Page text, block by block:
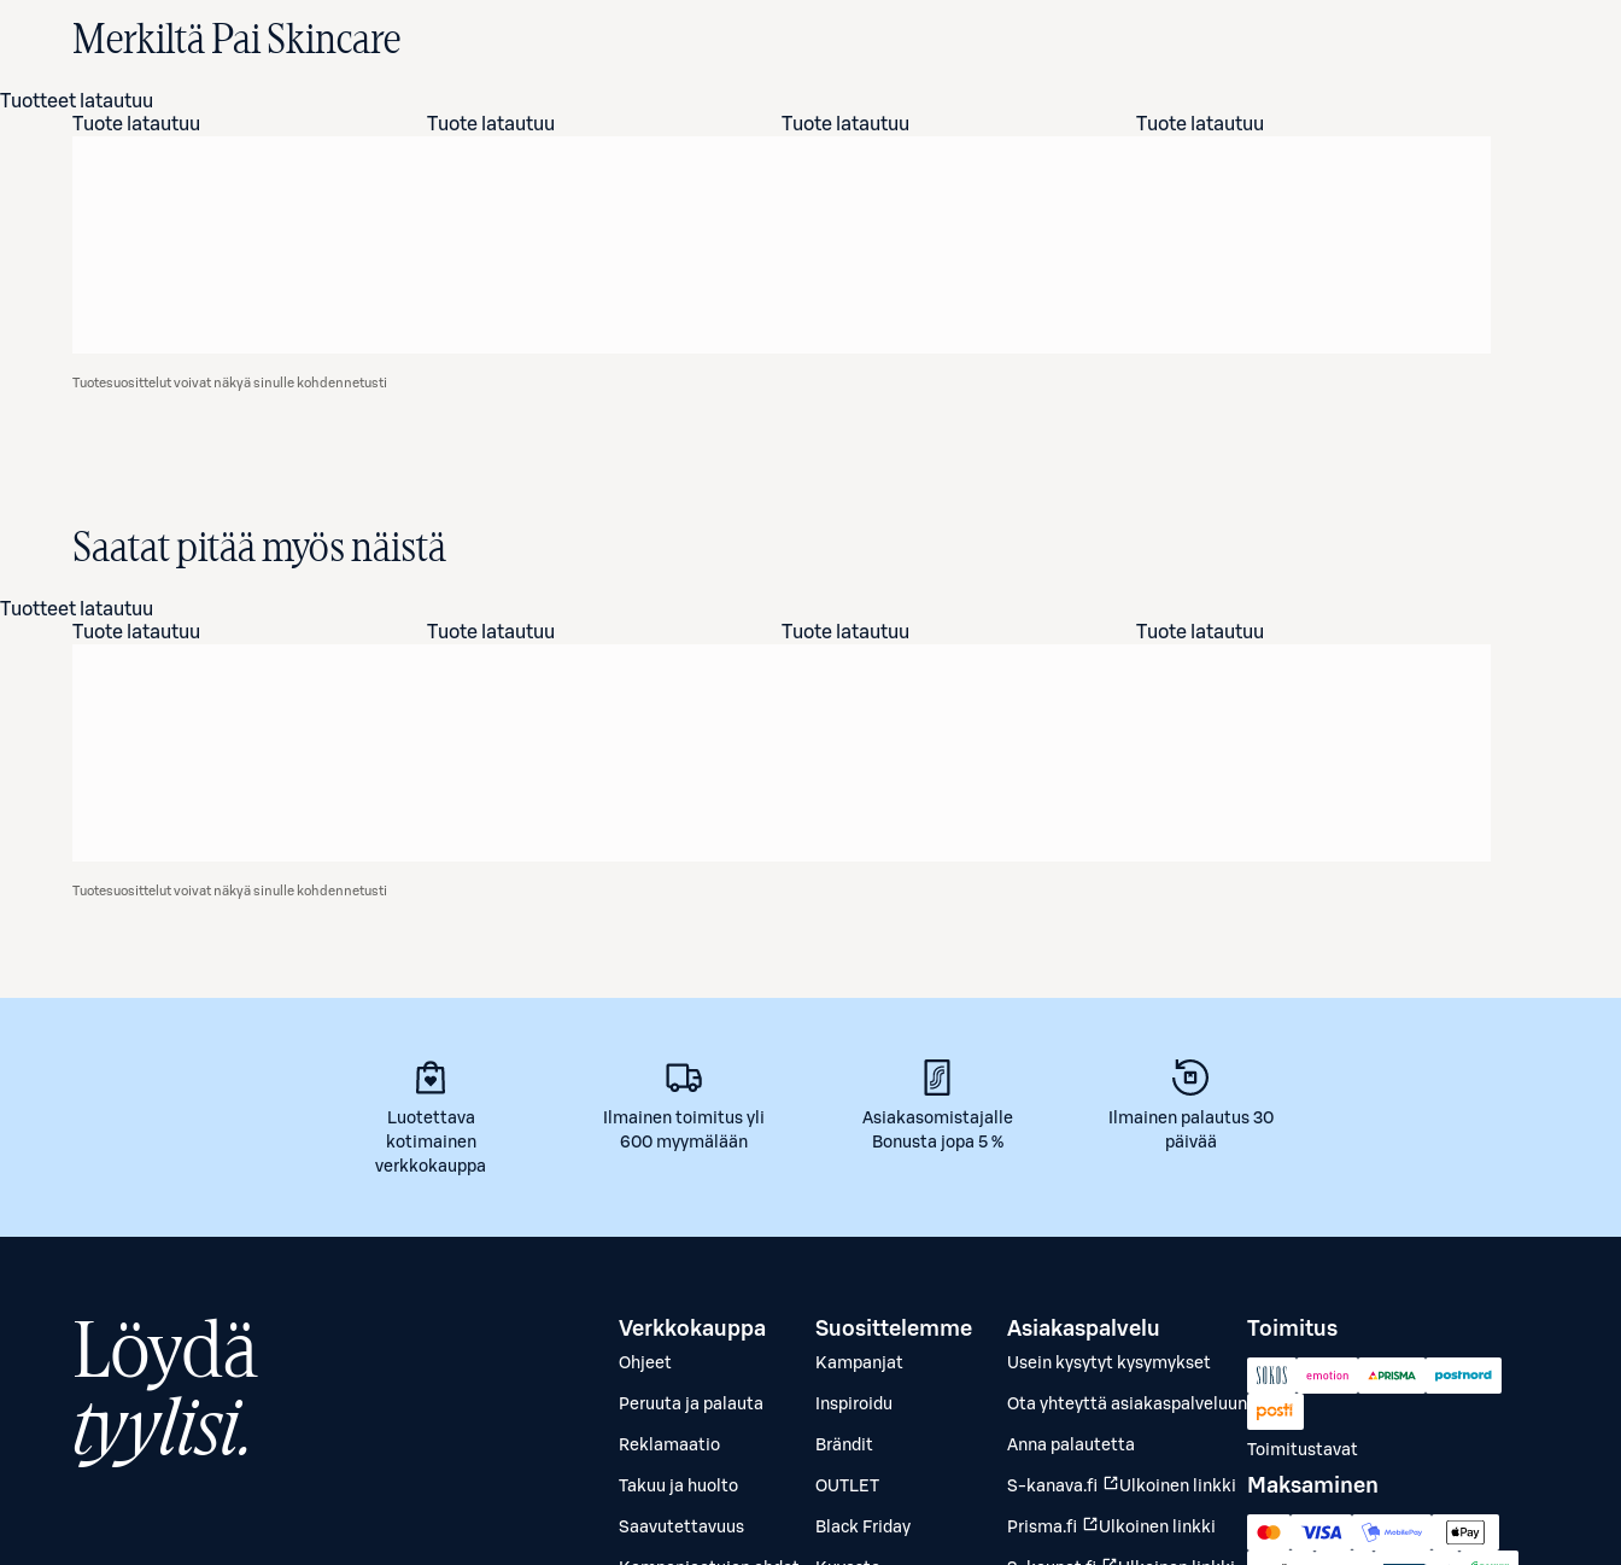
Merkiltä Pai Skincare
Tuotteet latautuu
Tuote latautuu
Tuote latautuu Tuote latautuu Tuote latautuu
Tuotesuosittelut voivat näkyä sinulle kohdennetusti
Saatat pitää myös näistä
Tuotteet latautuu
Tuote latautuu
Tuote latautuu Tuote latautuu Tuote latautuu
Tuotesuosittelut voivat näkyä sinulle kohdennetusti
Luotettava
kotimainen
verkkokauppa
Ilmainen toimitus yli
600 myymälään
Asiakasomistajalle
Bonusta jopa 5 %
Ilmainen palautus 30
päivää
Löydä
tyylisi.
Verkkokauppa
Ohjeet
Peruuta ja palauta
Reklamaatio
Takuu ja huolto
Saavutettavuus
Suosittelemme
Kampanjat
Inspiroidu
Brändit
OUTLET
Black Friday
Asiakaspalvelu
Usein kysytyt kysymykset
Ota yhteyttä asiakaspalveluun
Anna palautetta
S-kanava.fi Ulkoinen linkki
Prisma.fi Ulkoinen linkki
Toimitus
Toimitustavat
Maksaminen